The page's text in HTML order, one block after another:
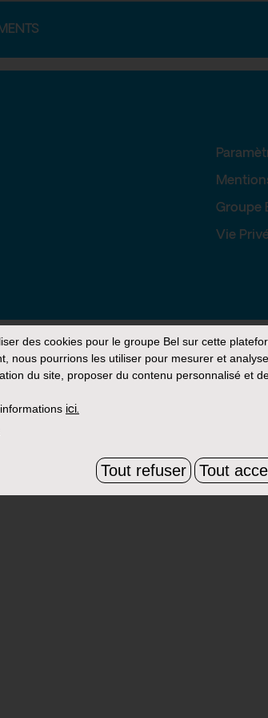
Groupe
Vie
des cookies pour le groupe Bel sur cette
nous pourrions les utiliser pour mesurer et
du site, proposer du contenu personnalisé et
ici.
Tout refuser Tout